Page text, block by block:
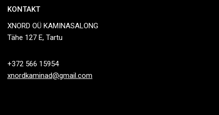
KONTAKT
XNORD OÜ KAMINASALONG
Tähe 127 E, Tartu
+372 566 15954
xnordkaminad@gmail.com